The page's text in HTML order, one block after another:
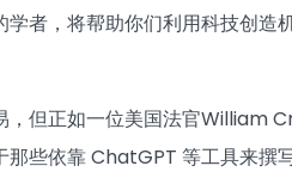
者，将帮助你们利用科技创造
，但正如一位美国法官William
些依靠 ChatGPT 等工具来撰